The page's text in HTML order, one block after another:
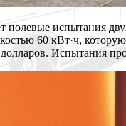
полевые испытания
60 кВт·ч,
Испытания